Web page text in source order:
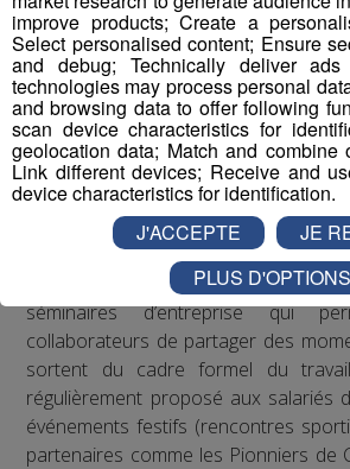
Les actions de Radio Mont Blanc
Concernant les troubles musculo-
Mont Blanc s’est engagé
recommandations de la médecine
de posture sur les postes de travail :
clavier ont été distribués aux salariés
Concernant le bien-être au travail, le
Médias organise depuis
séminaires d’entreprise qui
collaborateurs de partager des
sortent du cadre formel du
régulièrement proposé aux salariés
événements festifs (rencontres
partenaires comme les Pionniers de
improve products; Create a
Select personalised content; Ensure
and debug; Technically deliver
technologies may process personal
and browsing data to offer following
scan device characteristics for
geolocation data; Match and combine
Link different devices; Receive and
device characteristics for identification.
J'ACCEPTE
JE
PLUS D'OPTIONS